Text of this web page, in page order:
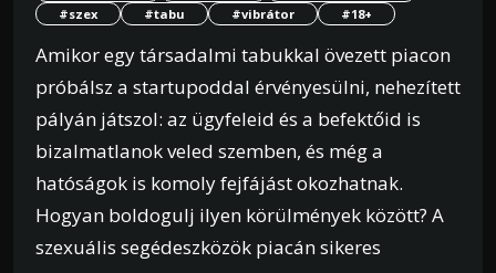
#szex
#tabu #vibrátor #18+
Amikor egy társadalmi tabukkal övezett piacon
próbálsz a startupoddal érvényesülni, nehezített
pályán játszol: az ügyfeleid és a befektőid is
bizalmatlanok veled szemben, és még a
hatóságok is komoly fejfájást okozhatnak.
Hogyan boldogulj ilyen körülmények között? A
szexuális segédeszközök piacán sikeres